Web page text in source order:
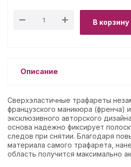
В корзину
Описание
Сверхэластичные трафареты
французского маникюра (френча)
эксклюзивного авторского
основа надежно фиксирует
следов при снятии. Благодаря
материала самого трафарета,
область получится максимально